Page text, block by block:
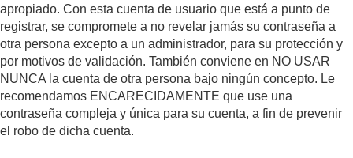
apropiado. Con esta cuenta de usuario que está a punto de
registrar, se compromete a no revelar jamás su contraseña a
otra persona excepto a un administrador, para su protección y
por motivos de validación. También conviene en NO USAR
NUNCA la cuenta de otra persona bajo ningún concepto. Le
recomendamos ENCARECIDAMENTE que use una
contraseña compleja y única para su cuenta, a fin de prevenir
el robo de dicha cuenta.